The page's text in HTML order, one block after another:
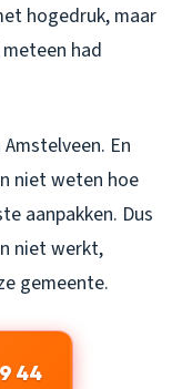
hogedruk, maar
had
En
niet weten hoe
aanpakken. Dus
niet werkt,
gemeente.
44